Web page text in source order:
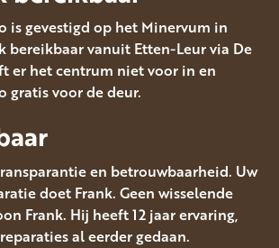
is gevestigd op het Minervum in
bereikbaar vanuit Etten-Leur via De
er het centrum niet voor in en
gratis voor de deur.
en betrouwbaarheid. Uw
doet Frank. Geen wisselende
Frank. Hij heeft 12 jaar ervaring,
al eerder gedaan.